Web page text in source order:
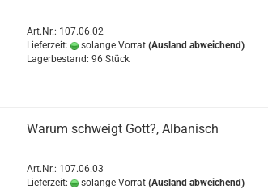
Art.Nr.: 107.06.02
Lieferzeit:
solange Vorrat (Ausland abweichend)
Lagerbestand: 96 Stück
Warum schweigt Gott?, Albanisch
Art.Nr.: 107.06.03
Lieferzeit:
solange Vorrat (Ausland abweichend)